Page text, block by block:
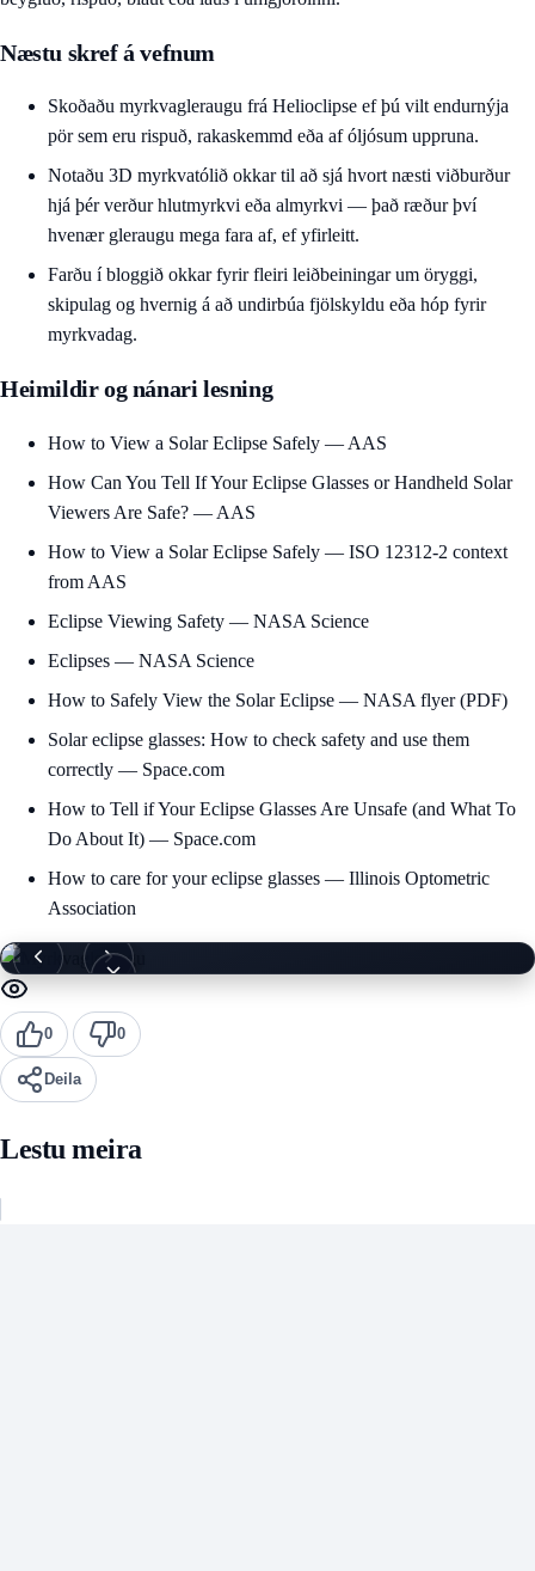
Næstu skref á vefnum
Skoðaðu myrkvagleraugu frá Helioclipse ef þú vilt endurnýja
pör sem eru rispuð, rakaskemmd eða af óljósum uppruna.
Notaðu 3D myrkvatólið okkartil að sjá hvort næsti viðburður
hjá þér verður hlutmyrkvi eða almyrkvi — það ræður því
hvenær gleraugu mega fara af, ef yfirleitt.
Farðu íbloggið okkarfyrir fleiri leiðbeiningar um öryggi,
skipulag og hvernig á að undirbúa fjölskyldu eða hóp fyrir
myrkvadag.
Heimildir og nánari lesning
How to View a Solar Eclipse Safely — AAS
How Can You Tell If Your Eclipse Glasses or Handheld Solar
Viewers Are Safe? — AAS
How to View a Solar Eclipse Safely — ISO 12312-2 context
from AAS
Eclipse Viewing Safety — NASA Science
Eclipses — NASA Science
How to Safely View the Solar Eclipse — NASA flyer (PDF)
Solar eclipse glasses: How to check safety and use them
correctly — Space.com
How to Tell if Your Eclipse Glasses Are Unsafe (and What To
Do About It) — Space.com
How to care for your eclipse glasses — Illinois Optometric
Association
0 0
Deila
Lestu meira